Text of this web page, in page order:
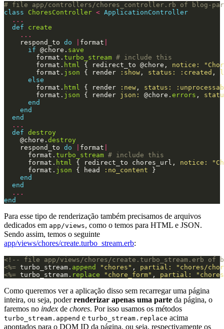
# file app/controllers/chores_controller.rb of blog-
class
ChoresController < ApplicationController
...
def
create
...
respond_to do format
if @chore . save
format . turbo_stream # include this
format . html { redirect_to @chore , notice:
format . json { render :show , status: :created ,
else
format . html { render :new ,
status:
format . json { render json: @chore . errors ,
end
end
end
...
def destroy
@chore . destroy
respond_to do format
format . turbo_stream # include this
format . html { redirect_to chores_url , notice:
format . json { head :no_content
}
end
end
...
end
Para esse tipo de renderização também precisamos de arquivos
dedicados em app/views, como o temos para HTML e JSON.
Sendo assim, temos o seguinte
app/views/chores/create.turbo_stream.erb:
<!-- file app/views/chores/create.turbo_stream.erb of
<%= turbo_stream . append "chores" , partial:
"chores/
<%= turbo_stream . replace "chore_form" , partial:
Como queremos ver a aplicação disso sem recarregar uma página
inteira, ou seja, poderrenderizar apenas uma parte da página, o
faremos no index de chores. Por isso usamos os métodos
turbo_stream.append e turbo_stream.replace acima
apontados para o DOM ID da página, ou seja, respectivamente os